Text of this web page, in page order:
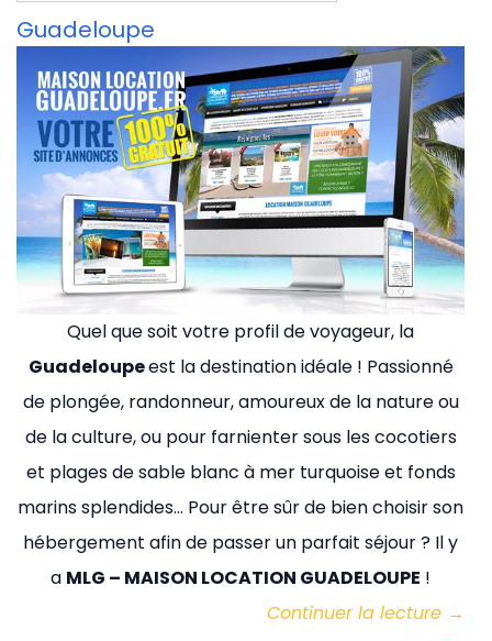
Guadeloupe
Quel que soit votre profil de voyageur, la
Guadeloupeest la destination idéale ! Passionné
de plongée, randonneur, amoureux de la nature ou
de la culture, ou pour farnienter sous les cocotiers
et plages de sable blanc à mer turquoise et fonds
marins splendides… Pour être sûr de bien choisir son
hébergement afin de passer un parfait séjour ? Il y
a MLG – MAISON LOCATION GUADELOUPE !
Continuer la lecture →